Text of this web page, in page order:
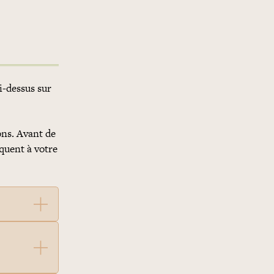
sur
Avant de
à votre